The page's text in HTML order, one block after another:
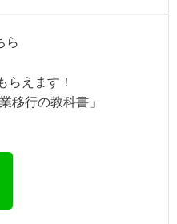
ら
らえます！
移行の教科書」